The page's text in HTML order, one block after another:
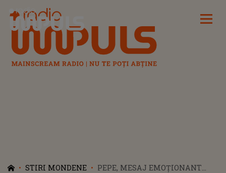
Radio Impuls
STIRI MONDENE
PEPE, MESAJ EMOȚIONANT